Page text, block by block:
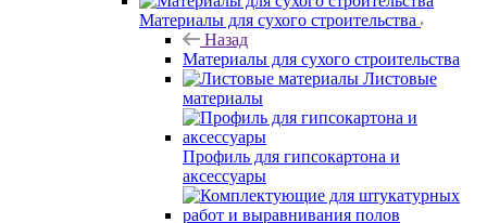
Материалы для сухого строительства
Назад
Материалы для сухого строительства
Листовые
материалы
Профиль для гипсокартона и
аксессуары